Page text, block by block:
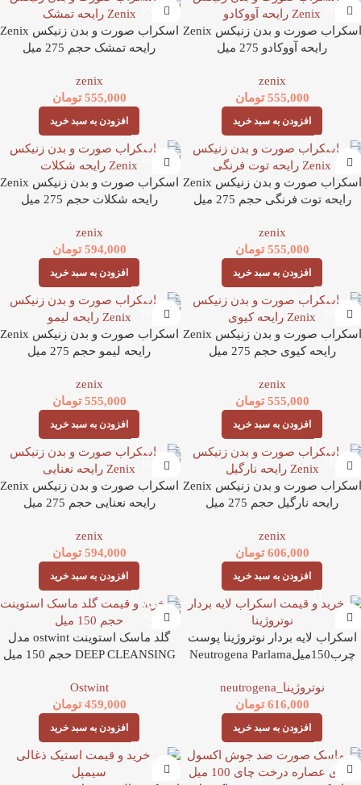
اسکراب صورت و بدن زنیکس Zenix
رایحه آووکادو 275 میل
zenix
555,000 تومان
افزودن به سبد خرید
اسکراب صورت و بدن زنیکس Zenix
رایحه تمشک حجم 275 میل
zenix
555,000 تومان
افزودن به سبد خرید
اسکراب صورت و بدن زنیکس Zenix
رایحه توت فرنگی حجم 275 میل
zenix
555,000 تومان
افزودن به سبد خرید
اسکراب صورت و بدن زنیکس Zenix
رایحه شکلات حجم 275 میل
zenix
594,000 تومان
افزودن به سبد خرید
اسکراب صورت و بدن زنیکس Zenix
رایحه کیوی حجم 275 میل
zenix
555,000 تومان
افزودن به سبد خرید
اسکراب صورت و بدن زنیکس Zenix
رایحه لیمو حجم 275 میل
zenix
555,000 تومان
افزودن به سبد خرید
اسکراب صورت و بدن زنیکس Zenix
رایحه نارگیل حجم 275 میل
zenix
606,000 تومان
افزودن به سبد خرید
اسکراب صورت و بدن زنیکس Zenix
رایحه نعنایی حجم 275 میل
zenix
594,000 تومان
افزودن به سبد خرید
اسکراب لایه بردار نوتروژینا پوست
چرب150میلNeutrogena Parlama
نوتروژینا_neutrogena
616,000 تومان
افزودن به سبد خرید
گلد ماسک استوینت ostwint مدل
DEEP CLEANSING حجم 150 میل
Ostwint
459,000 تومان
افزودن به سبد خرید